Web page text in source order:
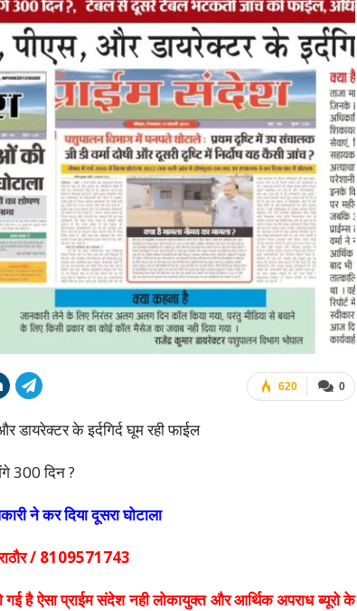
0
620
डायरेक्टर के इर्दगिर्द घूम रही फाईल
300 दिन ?
ने कर दिया दूसरा घोटाला
/ 8109571743
गई है ऐसा प्राईम संदेश नही लोकायुक्त और आर्थिक अपराध ब्यूरो के